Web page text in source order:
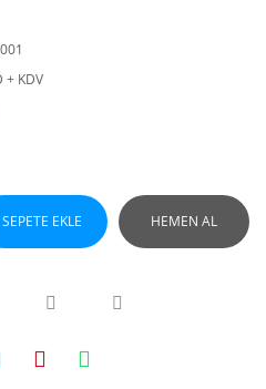
+ KDV
SEPETE EKLE HEMEN AL